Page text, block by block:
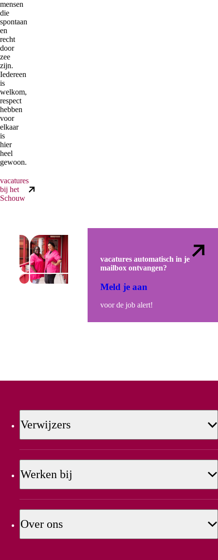
mensen
die
spontaan
en
recht
door
zee
zijn.
Iedereen
is
welkom,
respect
hebben
voor
elkaar
is
hier
heel
gewoon.
vacatures
bij het
Schouw
vacatures automatisch in je
mailbox ontvangen?
Meld je aan
voor de job alert!
Verwijzers
Werken bij
Over ons